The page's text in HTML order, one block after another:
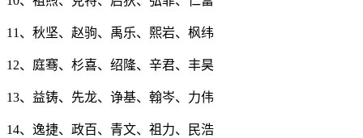
11、秋坚、赵驹、禹乐、熙岩、枫纬
12、庭骞、杉喜、绍隆、辛君、丰昊
13、益铸、先龙、诤基、翰岑、力伟
14、逸捷、政百、青文、祖力、民浩